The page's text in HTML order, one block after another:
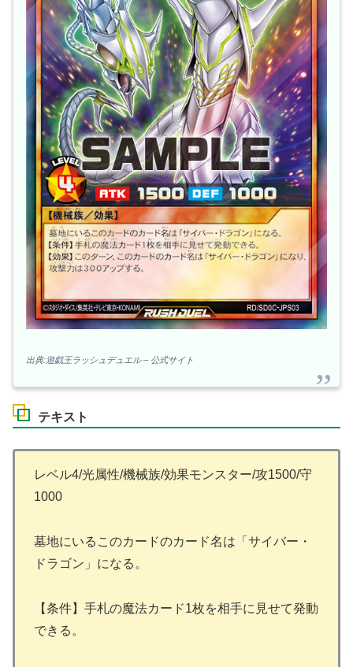
出典:遊戯王ラッシュデュエル – 公式サイト
テキスト
レベル4/光属性/機械族/効果モンスター/攻1500/守
1000
墓地にいるこのカードのカード名は「サイバー・
ドラゴン」になる。
【条件】手札の魔法カード1枚を相手に見せて発動
できる。